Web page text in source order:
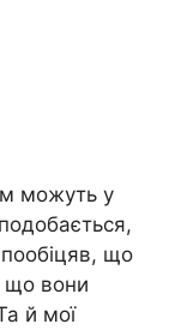
можуть у
що
що вони
й мої